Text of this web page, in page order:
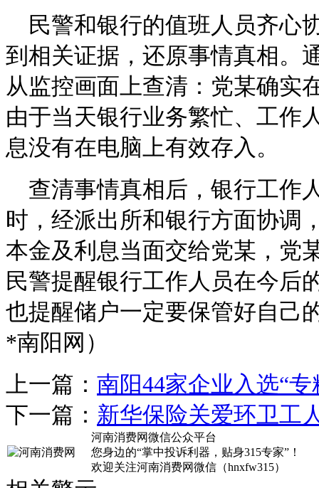
民警和银行的值班人员齐心
到相关证据，还原事情真相。
从监控画面上查清：党某确实
由于当天银行业务繁忙、工作
息没有在电脑上有效存入。
查清事情真相后，银行工作
时，经派出所和银行方面协调
本金及利息当面交给党某，党
民警提醒银行工作人员在今后
也提醒储户一定要保管好自己
*南阳网）
上一篇： 南阳44家企业入选“专
下一篇： 新华保险关爱环卫工
河南消费网微信公众平台
您身边的“掌中投诉利器，贴身315专家”！
欢迎关注河南消费网微信（hnxfw315）